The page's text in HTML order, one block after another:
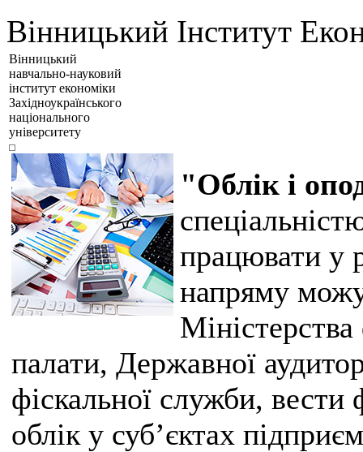
Вінницький Інститут
Вінницький
навчально-науковий
інститут економіки
Західноукраїнського
національного
університету
"Облік і
працювати у
напряму
палати, Державної
фіскальної служби, вести
облік у суб’єктах